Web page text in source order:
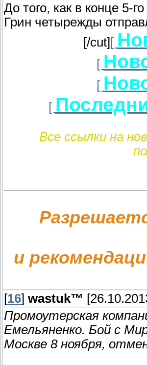
До того, как в конце 5-
Грин четырежды
[/cut][
[
[
[
Все ссылки на
и
[16] wastuk™
Промоутерская
Емельяненко. Бой с
Москве 8 ноября,